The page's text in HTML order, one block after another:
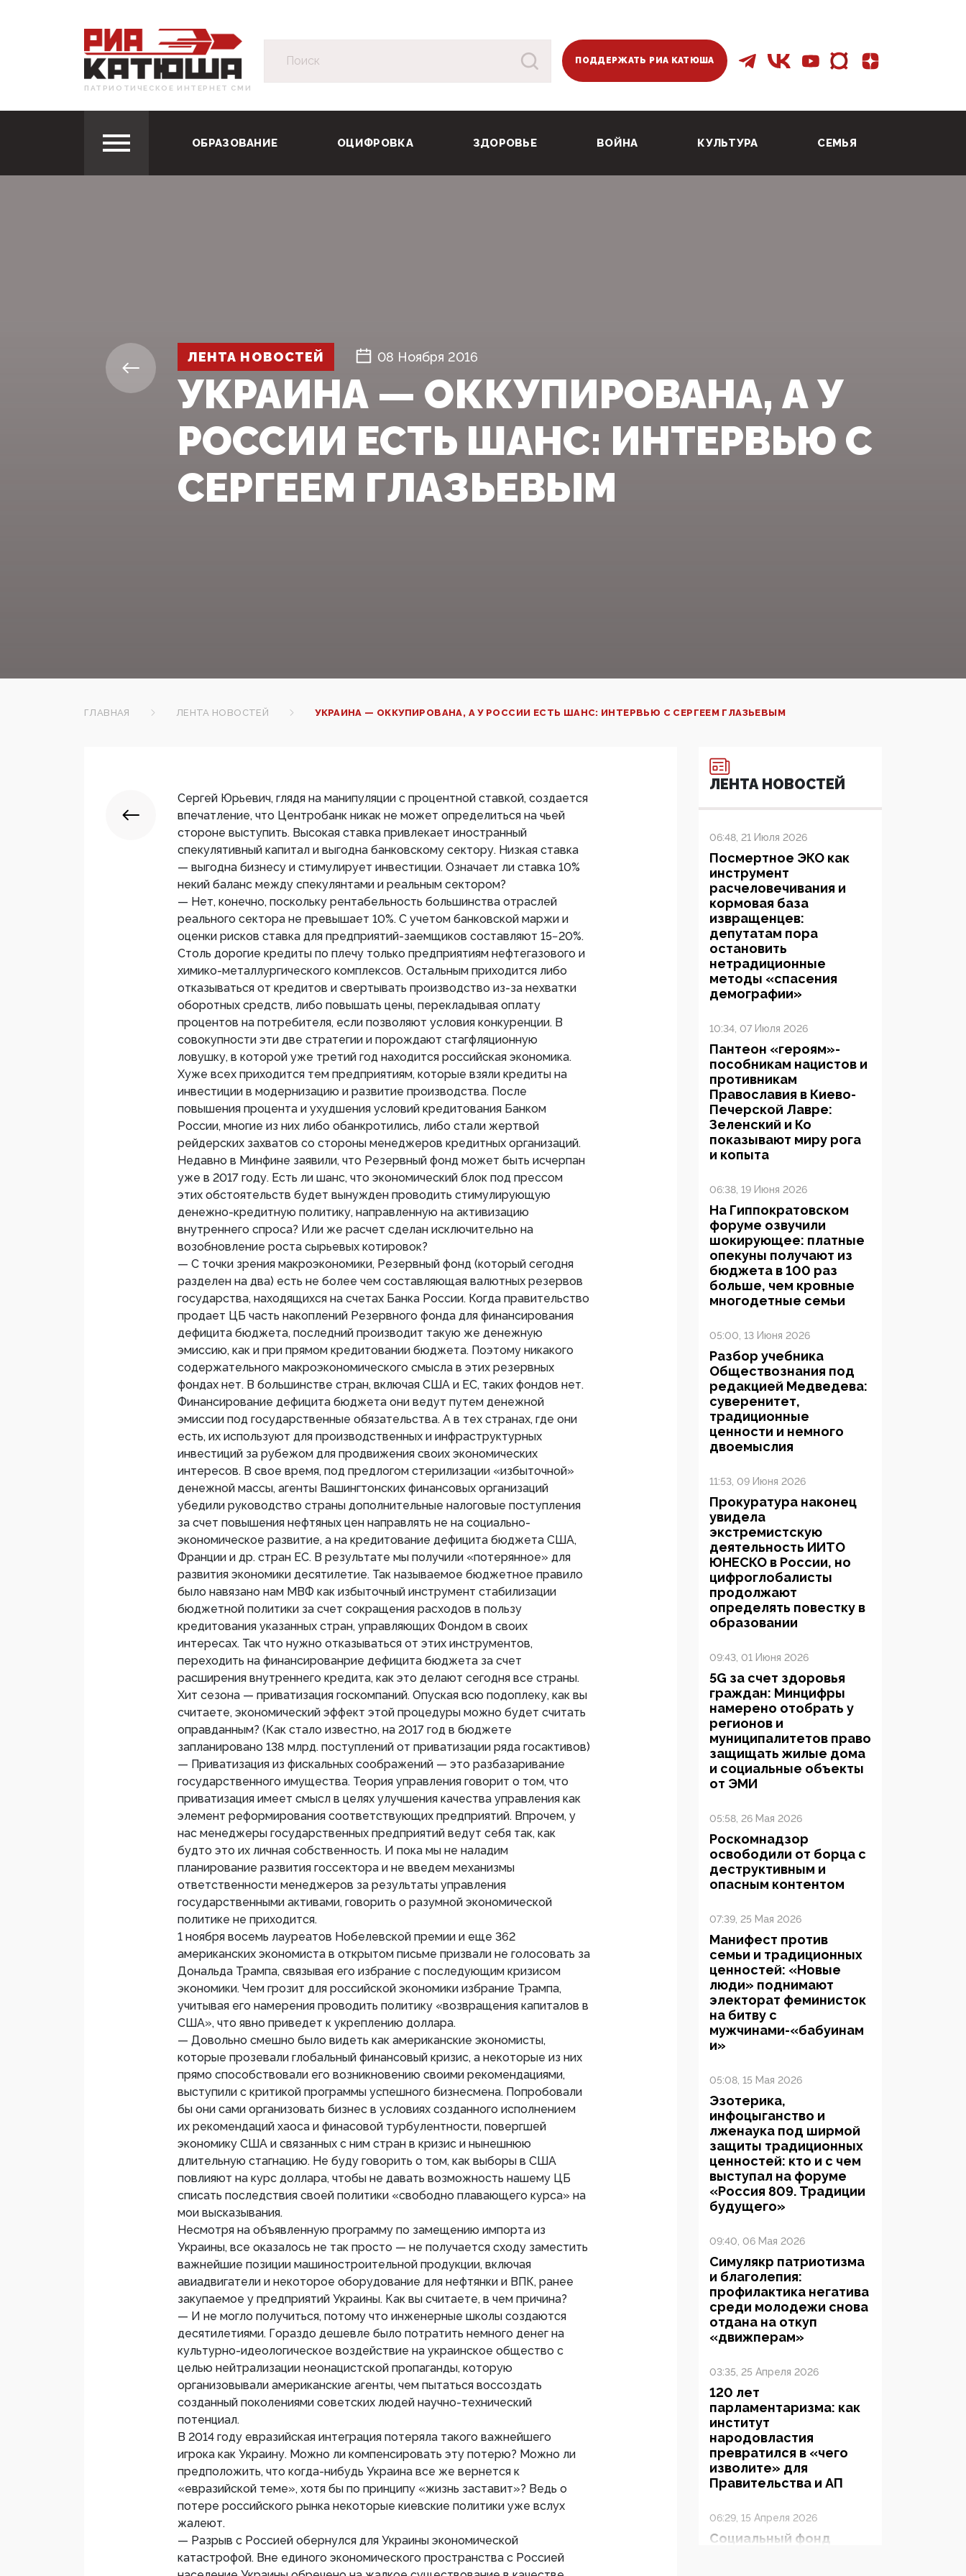
ПАТРИОТИЧЕСКОЕ ИНТЕРНЕТ СМИ
ПОДДЕРЖАТЬ РИА КАТЮША
ОБРАЗОВАНИЕ ОЦИФРОВКА ЗДОРОВЬЕ ВОЙНА КУЛЬТУРА СЕМЬЯ
ЛЕНТА НОВОСТЕЙ 08 Ноября 2016
УКРАИНА — ОККУПИРОВАНА, А У
РОССИИ ЕСТЬ ШАНС: ИНТЕРВЬЮ С
СЕРГЕЕМ ГЛАЗЬЕВЫМ
ГЛАВНАЯ ЛЕНТА НОВОСТЕЙ УКРАИНА — ОККУПИРОВАНА, А У РОССИИ ЕСТЬ ШАНС: ИНТЕРВЬЮ С СЕРГЕЕМ ГЛАЗЬЕВЫМ
Сергей Юрьевич, глядя на манипуляции с процентной ставкой, создается
впечатление, что Центробанк никак не может определиться на чьей
стороне выступить. Высокая ставка привлекает иностранный
спекулятивный капитал и выгодна банковскому сектору. Низкая ставка
— выгодна бизнесу и стимулирует инвестиции. Означает ли ставка 10%
некий баланс между спекулянтами и реальным сектором?
— Нет, конечно, поскольку рентабельность большинства отраслей
реального сектора не превышает 10%. С учетом банковской маржи и
оценки рисков ставка для предприятий-заемщиков составляют 15−20%.
Столь дорогие кредиты по плечу только предприятиям нефтегазового и
химико-металлургического комплексов. Остальным приходится либо
отказываться от кредитов и свертывать производство из-за нехватки
оборотных средств, либо повышать цены, перекладывая оплату
процентов на потребителя, если позволяют условия конкуренции. В
совокупности эти две стратегии и порождают стагфляционную
ловушку, в которой уже третий год находится российская экономика.
Хуже всех приходится тем предприятиям, которые взяли кредиты на
инвестиции в модернизацию и развитие производства. После
повышения процента и ухудшения условий кредитования Банком
России, многие из них либо обанкротились, либо стали жертвой
рейдерских захватов со стороны менеджеров кредитных организаций.
Недавно в Минфине заявили, что Резервный фонд может быть исчерпан
уже в 2017 году. Есть ли шанс, что экономический блок под прессом
этих обстоятельств будет вынужден проводить стимулирующую
денежно-кредитную политику, направленную на активизацию
внутреннего спроса? Или же расчет сделан исключительно на
возобновление роста сырьевых котировок?
— С точки зрения макроэкономики, Резервный фонд (который сегодня
разделен на два) есть не более чем составляющая валютных резервов
государства, находящихся на счетах Банка России. Когда правительство
продает ЦБ часть накоплений Резервного фонда для финансирования
дефицита бюджета, последний производит такую же денежную
эмиссию, как и при прямом кредитовании бюджета. Поэтому никакого
содержательного макроэкономического смысла в этих резервных
фондах нет. В большинстве стран, включая США и ЕС, таких фондов нет.
Финансирование дефицита бюджета они ведут путем денежной
эмиссии под государственные обязательства. А в тех странах, где они
есть, их используют для производственных и инфраструктурных
инвестиций за рубежом для продвижения своих экономических
интересов. В свое время, под предлогом стерилизации «избыточной»
денежной массы, агенты Вашингтонских финансовых организаций
убедили руководство страны дополнительные налоговые поступления
за счет повышения нефтяных цен направлять не на социально-
экономическое развитие, а на кредитование дефицита бюджета США,
Франции и др. стран ЕС. В результате мы получили «потерянное» для
развития экономики десятилетие. Так называемое бюджетное правило
было навязано нам МВФ как избыточный инструмент стабилизации
бюджетной политики за счет сокращения расходов в пользу
кредитования указанных стран, управляющих Фондом в своих
интересах. Так что нужно отказываться от этих инструментов,
переходить на финансированрие дефицита бюджета за счет
расширения внутреннего кредита, как это делают сегодня все страны.
Хит сезона — приватизация госкомпаний. Опуская всю подоплеку, как вы
считаете, экономический эффект этой процедуры можно будет считать
оправданным? (Как стало известно, на 2017 год в бюджете
запланировано 138 млрд. поступлений от приватизации ряда госактивов)
— Приватизация из фискальных соображений — это разбазаривание
государственного имущества. Теория управления говорит о том, что
приватизация имеет смысл в целях улучшения качества управления как
элемент реформирования соответствующих предприятий. Впрочем, у
нас менеджеры государственных предприятий ведут себя так, как
будто это их личная собственность. И пока мы не наладим
планирование развития госсектора и не введем механизмы
ответственности менеджеров за результаты управления
государственными активами, говорить о разумной экономической
политике не приходится.
1 ноября восемь лауреатов Нобелевской премии и еще 362
американских экономиста в открытом письме призвали не голосовать за
Дональда Трампа, связывая его избрание с последующим кризисом
экономики. Чем грозит для российской экономики избрание Трампа,
учитывая его намерения проводить политику «возвращения капиталов в
США», что явно приведет к укреплению доллара.
— Довольно смешно было видеть как американские экономисты,
которые прозевали глобальный финансовый кризис, а некоторые из них
прямо способствовали его возникновению своими рекомендациями,
выступили с критикой программы успешного бизнесмена. Попробовали
бы они сами организовать бизнес в условиях созданного исполнением
их рекомендаций хаоса и финасовой турбулентности, повергшей
экономику США и связанных с ним стран в кризис и нынешнюю
длительную стагнацию. Не буду говорить о том, как выборы в США
повлияют на курс доллара, чтобы не давать возможность нашему ЦБ
списать последствия своей политики «свободно плавающего курса» на
мои высказывания.
Несмотря на объявленную программу по замещению импорта из
Украины, все оказалось не так просто — не получается сходу заместить
важнейшие позиции машиностроительной продукции, включая
авиадвигатели и некоторое оборудование для нефтянки и ВПК, ранее
закупаемое у предприятий Украины. Как вы считаете, в чем причина?
— И не могло получиться, потому что инженерные школы создаются
десятилетиями. Гораздо дешевле было потратить немного денег на
культурно-идеологическое воздействие на украинское общество с
целью нейтрализации неонацистской пропаганды, которую
организовывали американские агенты, чем пытаться воссоздать
созданный поколениями советских людей научно-технический
потенциал.
В 2014 году евразийская интеграция потеряла такого важнейшего
игрока как Украину. Можно ли компенсировать эту потерю? Можно ли
предположить, что когда-нибудь Украина все же вернется к
«евразийской теме», хотя бы по принципу «жизнь заставит»? Ведь о
потере российского рынка некоторые киевские политики уже вслух
жалеют.
— Разрыв с Россией обернулся для Украины экономической
катастрофой. Вне единого экономического пространства с Россией
ЛЕНТА НОВОСТЕЙ
06:48, 21 Июля 2026
Посмертное ЭКО как
инструмент
расчеловечивания и
кормовая база
извращенцев:
депутатам пора
остановить
нетрадиционные
методы «спасения
демографии»
10:34, 07 Июля 2026
Пантеон «героям»-
пособникам нацистов и
противникам
Православия в Киево-
Печерской Лавре:
Зеленский и Ко
показывают миру рога
и копыта
06:38, 19 Июня 2026
На Гиппократовском
форуме озвучили
шокирующее: платные
опекуны получают из
бюджета в 100 раз
больше, чем кровные
многодетные семьи
05:00, 13 Июня 2026
Разбор учебника
Обществознания под
редакцией Медведева:
суверенитет,
традиционные
ценности и немного
двоемыслия
11:53, 09 Июня 2026
Прокуратура наконец
увидела
экстремистскую
деятельность ИИТО
ЮНЕСКО в России, но
цифроглобалисты
продолжают
определять повестку в
образовании
09:43, 01 Июня 2026
5G за счет здоровья
граждан: Минцифры
намерено отобрать у
регионов и
муниципалитетов право
защищать жилые дома
и социальные объекты
от ЭМИ
05:58, 26 Мая 2026
Роскомнадзор
освободили от борца с
деструктивным и
опасным контентом
07:39, 25 Мая 2026
Манифест против
семьи и традиционных
ценностей: «Новые
люди» поднимают
электорат феминисток
на битву с
мужчинами-«бабуинам
и»
05:08, 15 Мая 2026
Эзотерика,
инфоцыганство и
лженаука под ширмой
защиты традиционных
ценностей: кто и с чем
выступал на форуме
«Россия 809. Традиции
будущего»
09:40, 06 Мая 2026
Симулякр патриотизма
и благолепия:
профилактика негатива
среди молодежи снова
отдана на откуп
«движперам»
03:35, 25 Апреля 2026
120 лет
парламентаризма: как
институт
народовластия
превратился в «чего
изволите» для
Правительства и АП
06:29, 15 Апреля 2026
Социальный фонд